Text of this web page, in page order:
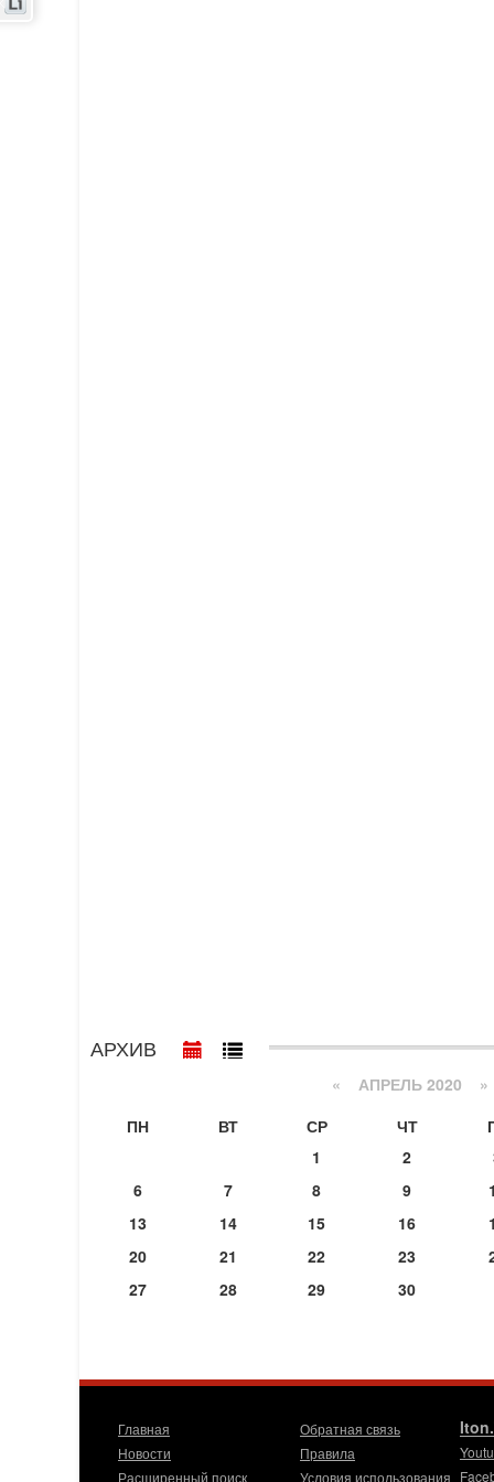
АРХИВ
« АПРЕЛЬ 2020 »
ПН
ВТ СР ЧТ
1
2
6
7 8 9
13
14 15 16
20
21 22 23
27
28 29 30
Главная
Новости
Расширенный поиск
Обратная связь
Правила
Условия использования